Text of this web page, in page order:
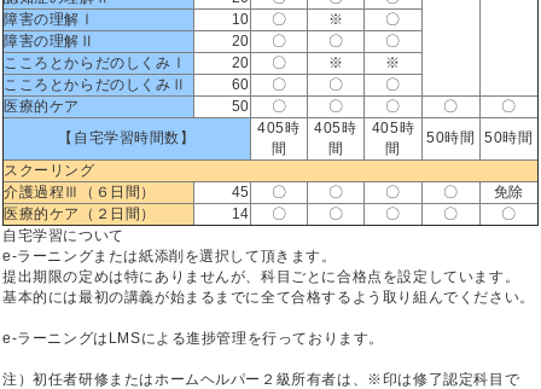
障害の理解Ⅰ
10 〇 ※
〇
障害の理解Ⅱ
20 〇 〇
〇
こころとからだのしくみⅠ
20 〇 ※
※
こころとからだのしくみⅡ
60 〇 〇
〇
医療的ケア
50 〇 〇 〇 〇
〇
【自宅学習時間数】
405時
間
405時
間
405時
間
50時間
50時間
スクーリング
介護過程Ⅲ（６日間）
45 〇 〇 〇 〇
免除
医療的ケア（２日間）
14 〇 〇 〇 〇
〇
自宅学習について
e-ラーニングまたは紙添削を選択して頂きます。
提出期限の定めは特にありませんが、科目ごとに合格点を設定しています。
基本的には最初の講義が始まるまでに全て合格するよう取り組んでください。
e-ラーニングはLMSによる進捗管理を行っております。
注）初任者研修またはホームヘルパー２級所有者は、※印は修了認定科目で